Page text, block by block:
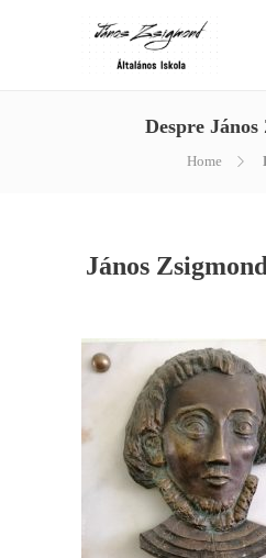
Despre
Home
János